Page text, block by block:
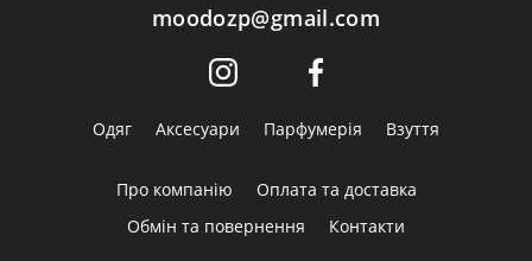
moodozp@gmail.com
Одяг Аксесуари Парфумерія Взуття
Про компанію
Оплата та доставка
Обмін та повернення
Контакти